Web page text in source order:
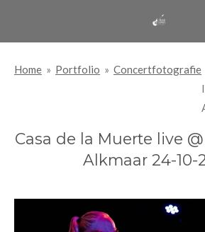
deHome » Portfolio » Concertfotografie
Casa de la Muerte live
Alkmaar 24-10-